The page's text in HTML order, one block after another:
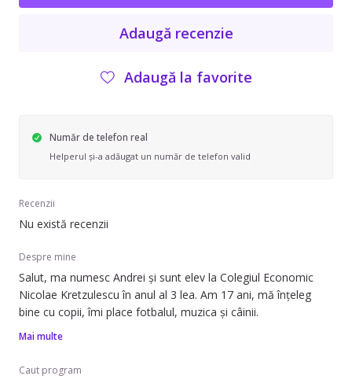
Adaugă recenzie
Adaugă la favorite
Număr de telefon real
Helperul și-a adăugat un număr de telefon valid
Recenzii
Nu există recenzii
Despre mine
Salut, ma numesc Andrei și sunt elev la Colegiul Economic
Nicolae Kretzulescu în anul al 3 lea. Am 17 ani, mă înțeleg
bine cu copii, îmi place fotbalul, muzica și câinii.
Mai multe
Caut program